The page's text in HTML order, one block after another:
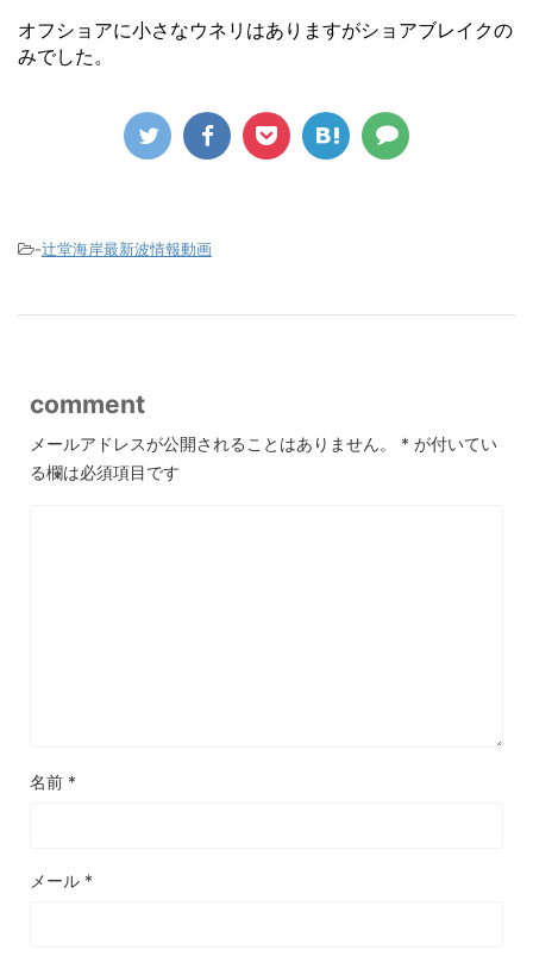
オフショアに小さなウネリはありますがショアブレイクの
みでした。
-辻堂海岸最新波情報動画
comment
メールアドレスが公開されることはありません。 * が付いてい
る欄は必須項目です
名前 *
メール *